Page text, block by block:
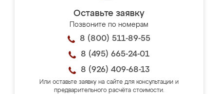
Оставьте заявку
Позвоните по номерам
8 (800) 511-89-55
8 (495) 665-24-01
8 (926) 409-68-13
Или оставьте заявку на сайте для консультации и
предварительного расчёта стоимости.